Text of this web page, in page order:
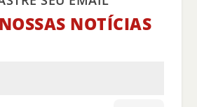
NOTÍCIAS